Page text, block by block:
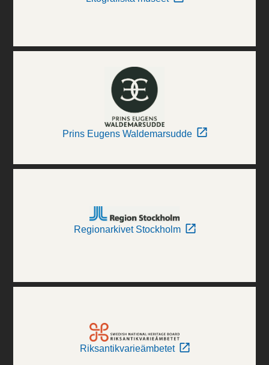
Prins Eugens Waldemarsudde
Regionarkivet Stockholm
Riksantikvarieämbetet